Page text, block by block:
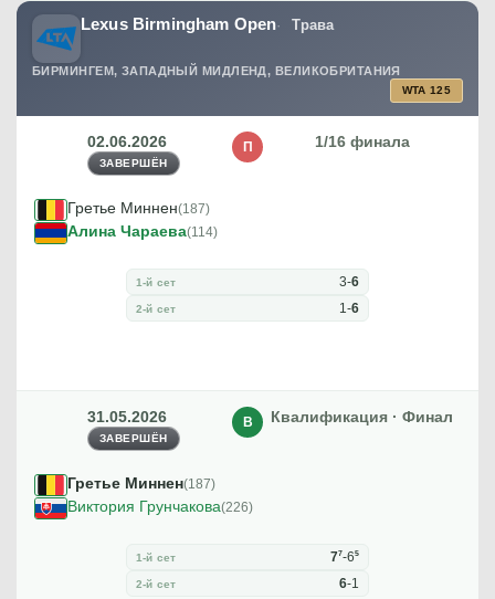
Lexus Birmingham Open Трава
БИРМИНГЕМ, ЗАПАДНЫЙ МИДЛЕНД, ВЕЛИКОБРИТАНИЯ
WTA 125
02.06.2026
ЗАВЕРШЁН
1/16 финала
П
Гретье Миннен(187)
Алина Чараева(114)
1-й сет 3-6
2-й сет 1-6
31.05.2026
ЗАВЕРШЁН
Квалификация · Финал
В
Гретье Миннен(187)
Виктория Грунчакова(226)
1-й сет 77-65
2-й сет 6-1